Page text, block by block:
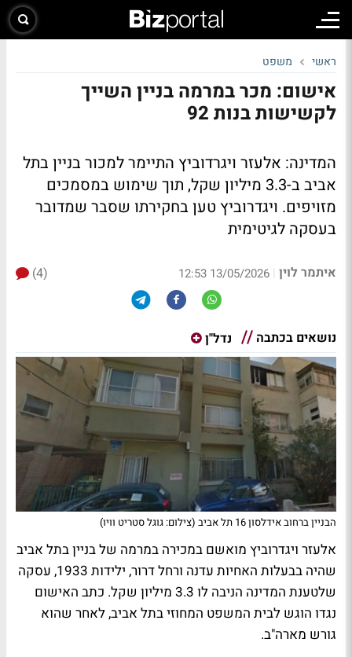
ראשי משפט
אישום: מכר במרמה בניין השייך
לקשישות בנות 92
המדינה: אלעזר ויגרדוביץ התיימר למכור בניין בתל
אביב ב-3.3 מיליון שקל, תוך שימוש במסמכים
מזויפים. ויגדרוביץ טען בחקירתו שסבר שמדובר
בעסקה לגיטימית
איתמר לוין |
13/05/2026 12:53
(4)
נושאים בכתבה נדל"ן
הבניין ברחוב אידלסון 16 תל אביב (צילום: גוגל סטריט וויו)
אלעזר ויגדרוביץ מואשם במכירה במרמה של בניין בתל אביב
שהיה בבעלות האחיות עדנה ורחל דרור, ילידות 1933, עסקה
שלטענת המדינה הניבה לו 3.3 מיליון שקל. כתב האישום
נגדו הוגש לבית המשפט המחוזי בתל אביב, לאחר שהוא
גורש מארה"ב.